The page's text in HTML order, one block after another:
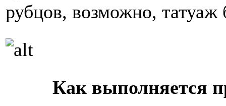
рубцов, возможно, татуаж
Как выполняется